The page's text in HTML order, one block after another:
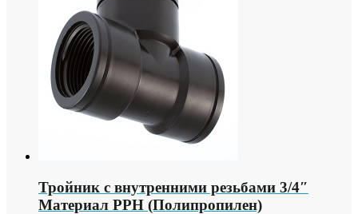
Тройник с внутренними резьбами 3/4″
Материал PPH (Полипропилен)